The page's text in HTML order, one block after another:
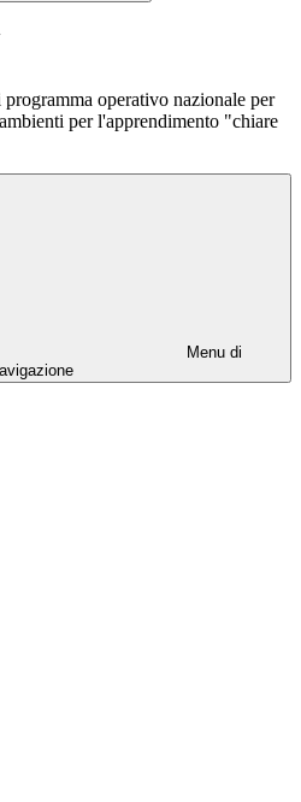
operativo nazionale per
per l'apprendimento "chiare
Menu di